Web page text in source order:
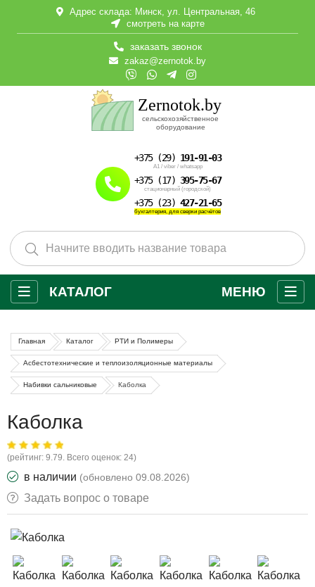
Адрес склада: Минск, ул. Центральная, 46
смотреть на карте
заказать звонок
zakaz@zernotok.by
Zernotok.by
сельскохозяйственное
оборудование
+375 (29) 191-91-03
А1 / viber/ whatsapp
+375 (17) 395-75-67
стационарный (городской)
+375 (23) 427-21-65
бухгалтерия, для сверки расчётов
КАТАЛОГ МЕНЮ
Главная Каталог РТИ и Полимеры
Асбестотехнические и теплоизоляционные материалы
Набивки сальниковые Каболка
Каболка
(рейтинг: 9.79. Всего оценок: 24)
в наличии (обновлено 09.08.2026)
Задать вопрос о товаре